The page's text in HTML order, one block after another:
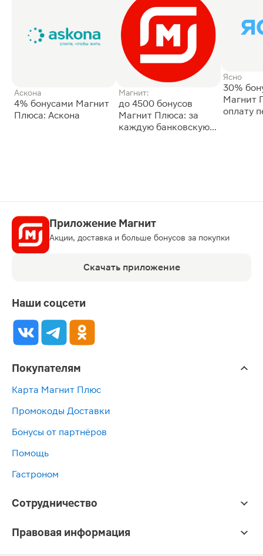
Аскона
4% бонусами Магнит
Плюса: Аскона
Магнит:
до 4500 бонусов
Магнит Плюса: за
каждую банковскую
Ясно
30%
Магнит
оплату
Приложение Магнит
Акции, доставка и больше бонусов за покупки
Скачать приложение
Наши соцсети
Покупателям
Карта Магнит Плюс
Промокоды Доставки
Бонусы от партнёров
Помощь
Гастроном
Сотрудничество
Правовая информация